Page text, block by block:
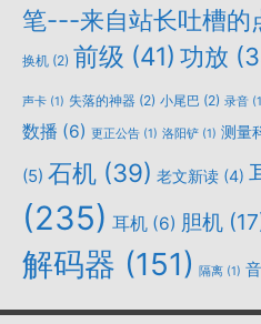
笔---来自站长吐槽的
换机 (2) 前级 (41) 功放
声卡 (1) 失落的神器 (2) 小尾巴 (2) 录音
数播 (6) 更正公告 (1) 洛阳铲 (1) 测量
(5) 石机 (39) 老文新读 (4)
(235) 耳机 (6) 胆机
解码器 (151) 隔离 (1)